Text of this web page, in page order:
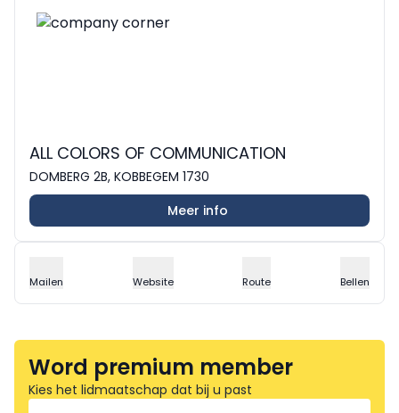
ALL COLORS OF COMMUNICATION
DOMBERG 2B, KOBBEGEM 1730
Meer info
Mailen Website Route Bellen
Word premium member
Kies het lidmaatschap dat bij u past